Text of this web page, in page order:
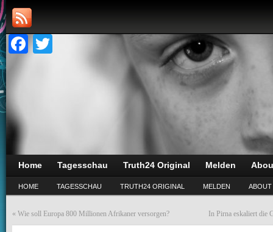
Facebook
Twitter
Home Tagesschau Truth24 Original Melden
HOME TAGESSCHAU TRUTH24 ORIGINAL MELDEN ABOUT
« Wie soll Europa 800 Millionen Afrikaner versorgen? In Pirna eskaliert die